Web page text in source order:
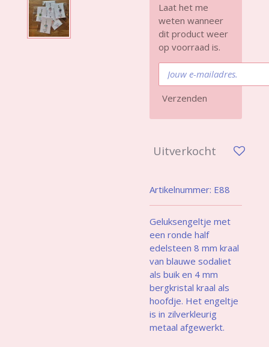
Laat het me
weten wanneer
dit product weer
op voorraad is.
Verzenden
Uitverkocht
Artikelnummer: E88
Geluksengeltje met
een ronde half
edelsteen 8 mm kraal
van blauwe sodaliet
als buik en 4 mm
bergkristal kraal als
hoofdje. Het engeltje
is in zilverkleurig
metaal afgewerkt.